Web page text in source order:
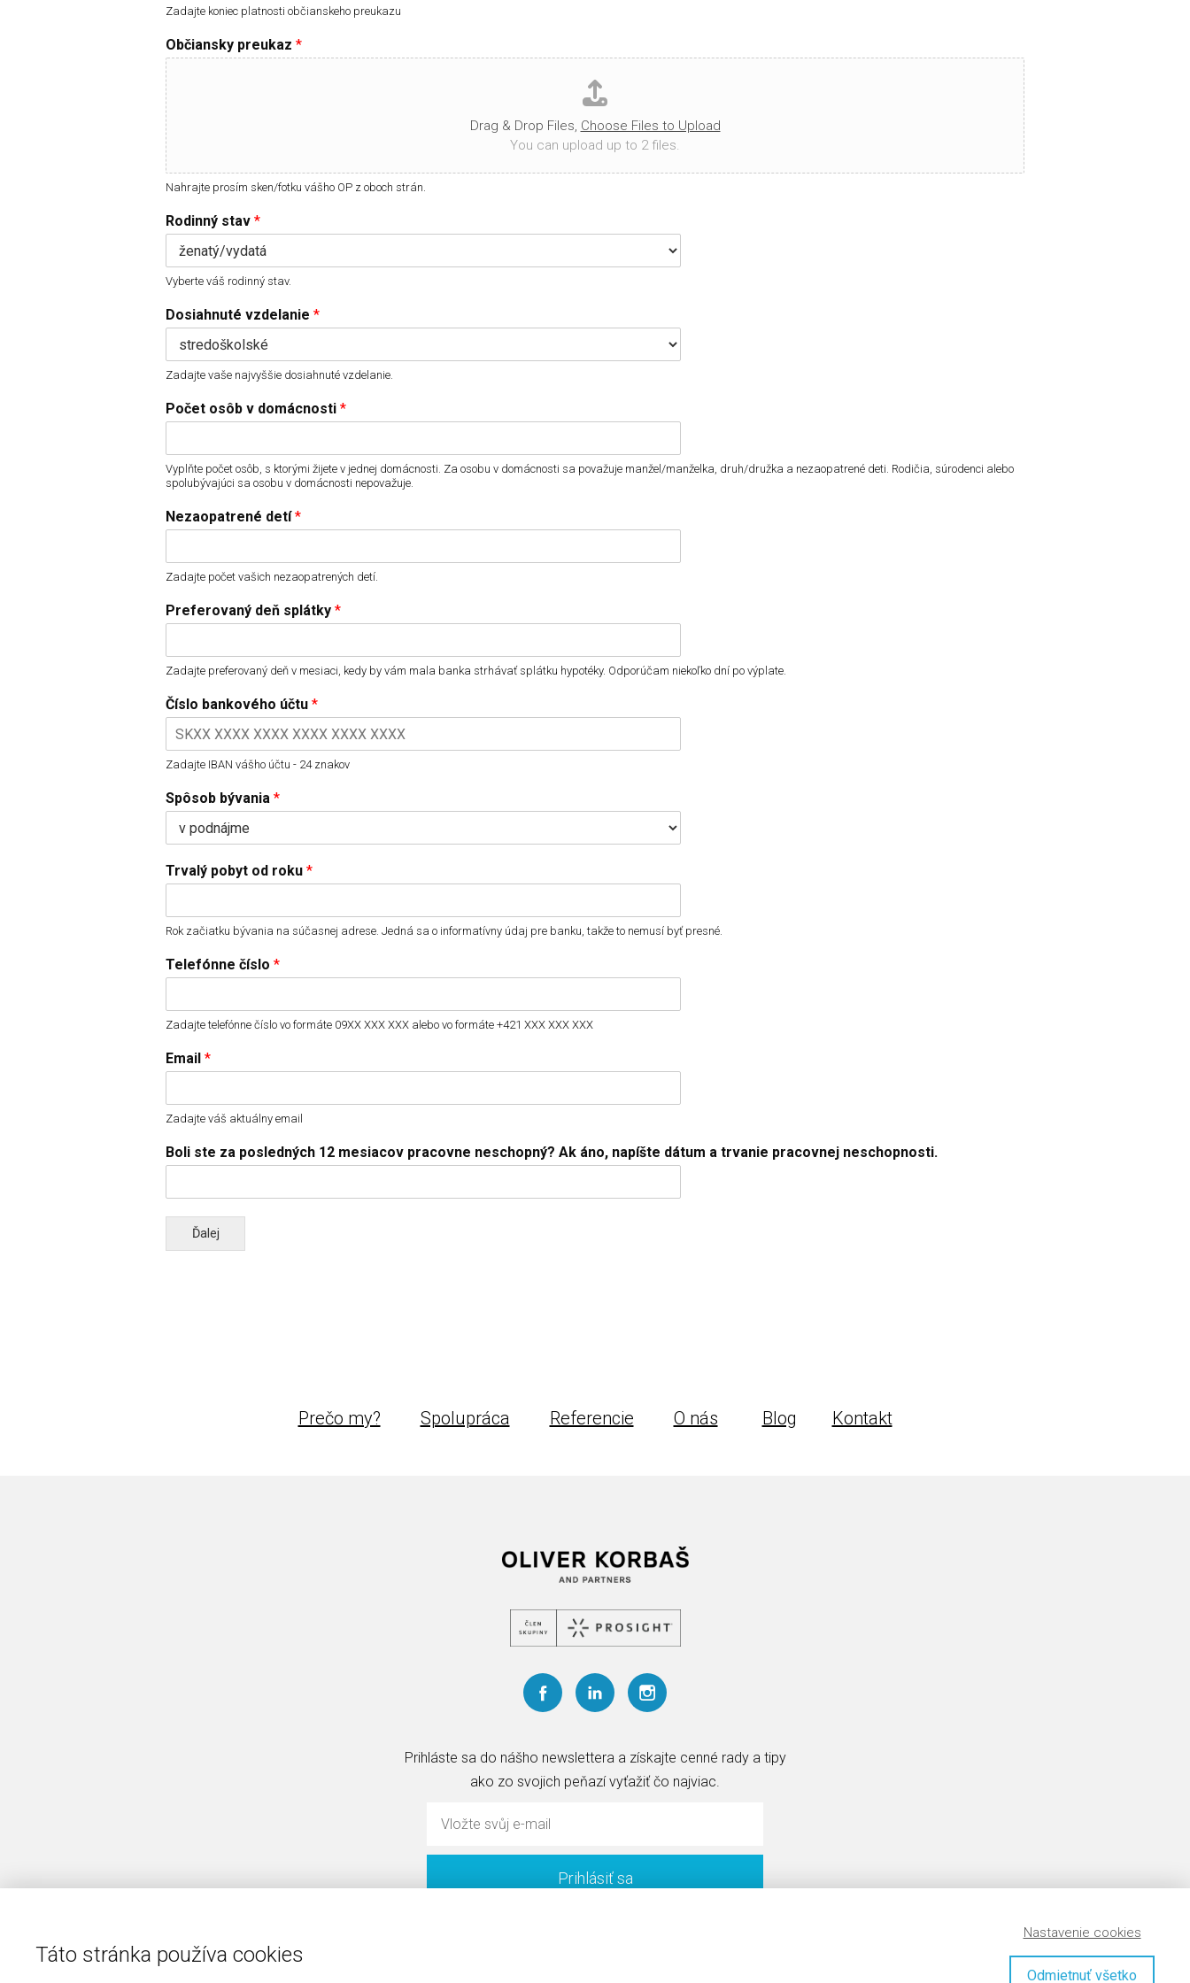
Zadajte koniec platnosti občianskeho preukazu
Občiansky preukaz *
Drag & Drop Files, Choose Files to Upload
You can upload up to 2 files.
Nahrajte prosím sken/fotku vášho OP z oboch strán.
Rodinný stav *
Vyberte váš rodinný stav.
Dosiahnuté vzdelanie *
Zadajte vaše najvyššie dosiahnuté vzdelanie.
Počet osôb v domácnosti *
Vyplňte počet osôb, s ktorými žijete v jednej domácnosti. Za osobu v domácnosti sa považuje manžel/manželka, druh/družka a nezaopatrené deti. Rodičia, súrodenci alebo
spolubývajúci sa osobu v domácnosti nepovažuje.
Nezaopatrené detí*
Zadajte počet vašich nezaopatrených detí.
Preferovaný deň splátky *
Zadajte preferovaný deň v mesiaci, kedy by vám mala banka strhávať splátku hypotéky. Odporúčam niekoľko dní po výplate.
Číslo bankového účtu *
Zadajte IBAN vášho účtu - 24 znakov
Spôsob bývania *
Trvalý pobyt od roku *
Rok začiatku bývania na súčasnej adrese. Jedná sa o informatívny údaj pre banku, takže to nemusí byť presné.
Telefónne číslo *
Zadajte telefónne číslo vo formáte 09XX XXX XXX alebo vo formáte +421 XXX XXX XXX
Email *
Zadajte váš aktuálny email
Boli ste za posledných 12 mesiacov pracovne neschopný? Ak áno, napíšte dátum a trvanie pracovnej neschopnosti.
Ďalej
Prečo my? Spolupráca Referencie O nás Blog Kontakt
Prihláste sa do nášho newslettera a získajte cenné rady a tipy
ako zo svojich peňazí vyťažiť čo najviac.
Prihlásiť sa
Táto stránka používa cookies
Nastavenie cookies
Odmietnuť všetko